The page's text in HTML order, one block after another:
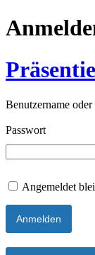
Benutzername
Passwort
Angemeldet